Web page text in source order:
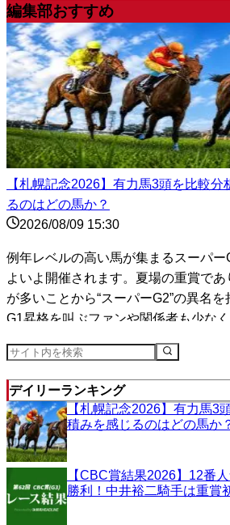
編集部おすすめ
【札幌記念2026】有力馬3頭を比較
るのはどの馬か？
2026/08/09 15:30
例年レベルの高い馬が集まるスーパ
よいよ開催されます。夏場の重賞で
が多いことから“スーパーG2”の異名
G1昇格を叫ぶファンや関係者も少な
デイリーランキング
【札幌記念2026】有力馬3
積みを感じるのはどの馬か
【CBC賞結果2026】12番
勝利！中井裕二騎手は重賞